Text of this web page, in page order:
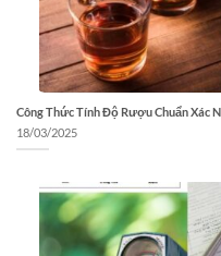
Công Thức Tính Độ Rượu Chuẩn Xác
18/03/2025